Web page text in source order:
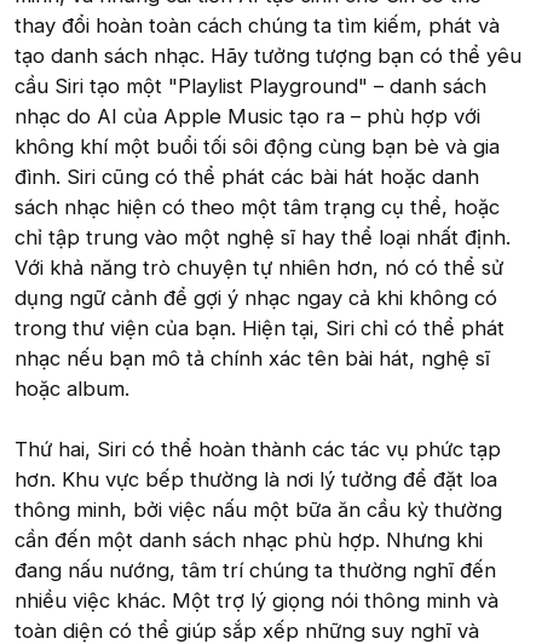
thay đổi hoàn toàn cách chúng ta tìm kiếm, phát và
tạo danh sách nhạc. Hãy tưởng tượng bạn có thể yêu
cầu Siri tạo một "Playlist Playground" – danh sách
nhạc do AI của Apple Music tạo ra – phù hợp với
không khí một buổi tối sôi động cùng bạn bè và gia
đình. Siri cũng có thể phát các bài hát hoặc danh
sách nhạc hiện có theo một tâm trạng cụ thể, hoặc
chỉ tập trung vào một nghệ sĩ hay thể loại nhất định.
Với khả năng trò chuyện tự nhiên hơn, nó có thể sử
dụng ngữ cảnh để gợi ý nhạc ngay cả khi không có
trong thư viện của bạn. Hiện tại, Siri chỉ có thể phát
nhạc nếu bạn mô tả chính xác tên bài hát, nghệ sĩ
hoặc album.
Thứ hai, Siri có thể hoàn thành các tác vụ phức tạp
hơn. Khu vực bếp thường là nơi lý tưởng để đặt loa
thông minh, bởi việc nấu một bữa ăn cầu kỳ thường
cần đến một danh sách nhạc phù hợp. Nhưng khi
đang nấu nướng, tâm trí chúng ta thường nghĩ đến
nhiều việc khác. Một trợ lý giọng nói thông minh và
toàn diện có thể giúp sắp xếp những suy nghĩ và